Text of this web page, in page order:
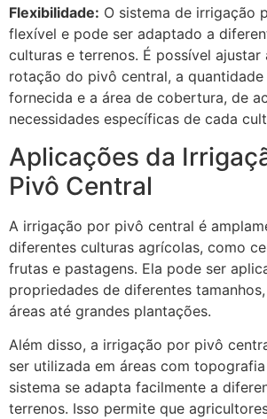
Flexibilidade: O sistema de irrigação
flexível e pode ser adaptado a
culturas e terrenos. É possível
rotação do pivô central, a quantidade
fornecida e a área de cobertura, de
necessidades específicas de cada
Aplicações da
Pivô Central
A irrigação por pivô central é
diferentes culturas agrícolas, como
frutas e pastagens. Ela pode ser
propriedades de diferentes
áreas até grandes plantações.
Além disso, a irrigação por pivô
ser utilizada em áreas com
sistema se adapta facilmente a
terrenos. Isso permite que